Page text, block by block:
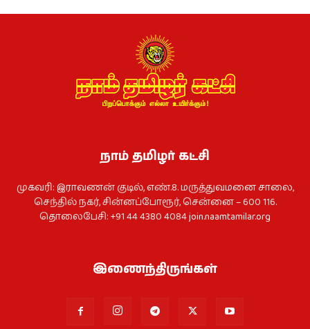
நாம் தமிழர் கட்சி
முகவரி: இராவணன் குடில், எண்.8. மருத்துவமனை சாலை,
செந்தில் நகர், சின்னப்போரூர், சென்னை – 600 116.
தொலைபேசி: +91 44 4380 4084join.naamtamilar.org
இணைந்திருங்கள்